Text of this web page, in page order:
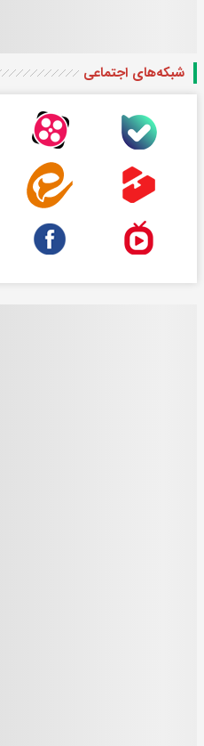
شبکه‌های اجتماعی